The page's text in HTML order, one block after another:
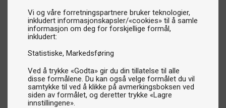
Vi og våre forretningspartnere bruker teknologier,
inkludert informasjonskapsler/«cookies» til å samle
informasjon om deg for forskjellige formål,
inkludert:
Statistiske Markedsføring
Ved å trykke «Godta» gir du din tillatelse til alle
disse formålene. Du kan også velge formålet du vil
samtykke til ved å klikke på avmerkingsboksen ved
siden av formålet, og deretter trykke «Lagre
innstillingene».